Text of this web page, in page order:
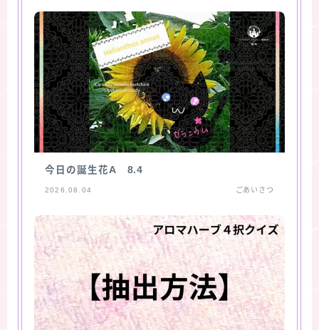
今日の誕生花A 8.4
2026.08.04 ごあいさつ